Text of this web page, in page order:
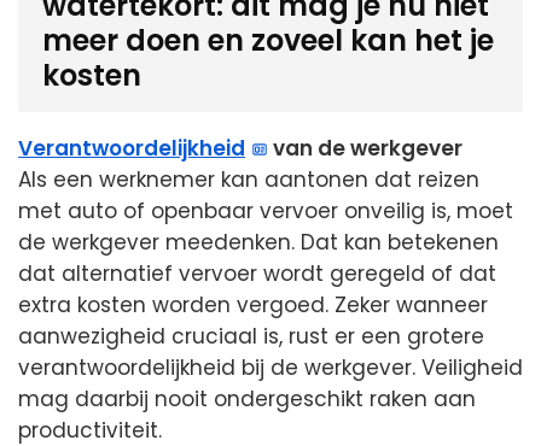
meer doen en zoveel kan het je
kosten
Verantwoordelijkheid
van de werkgever
Als een werknemer kan aantonen dat reizen
met auto of openbaar vervoer onveilig is, moet
de werkgever meedenken. Dat kan betekenen
dat alternatief vervoer wordt geregeld of dat
extra kosten worden vergoed. Zeker wanneer
aanwezigheid cruciaal is, rust er een grotere
verantwoordelijkheid bij de werkgever. Veiligheid
mag daarbij nooit ondergeschikt raken aan
productiviteit.